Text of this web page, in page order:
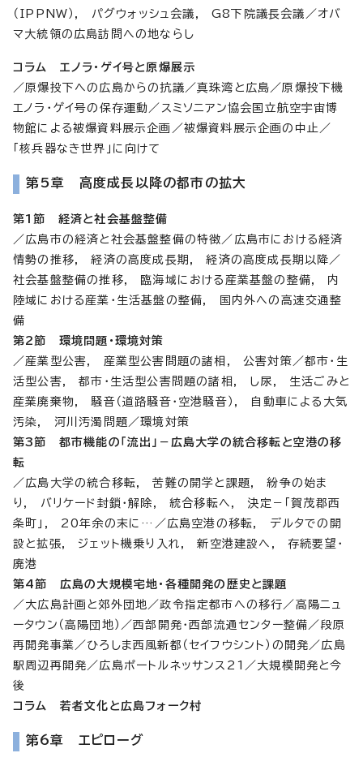
（IPPNW）, パグウォッシュ会議, G8下院議長会議／オバ
マ大統領の広島訪問への地ならし
コラム エノラ・ゲイ号と原爆展示
／原爆投下への広島からの抗議／真珠湾と広島／原爆投下機
エノラ・ゲイ号の保存運動／スミソニアン協会国立航空宇宙博
物館による被爆資料展示企画／被爆資料展示企画の中止／
「核兵器なき世界」に向けて
第5章 高度成長以降の都市の拡大
第1節 経済と社会基盤整備
／広島市の経済と社会基盤整備の特徴／広島市における経済
情勢の推移, 経済の高度成長期, 経済の高度成長期以降／
社会基盤整備の推移, 臨海域における産業基盤の整備, 内
陸域における産業・生活基盤の整備, 国内外への高速交通整
備
第2節 環境問題・環境対策
／産業型公害, 産業型公害問題の諸相, 公害対策／都市・生
活型公害, 都市・生活型公害問題の諸相, し尿, 生活ごみと
産業廃棄物, 騒音（道路騒音・空港騒音）, 自動車による大気
汚染, 河川汚濁問題／環境対策
第3節 都市機能の「流出」－広島大学の統合移転と空港の移
転
／広島大学の統合移転, 苦難の開学と課題, 紛争の始ま
り, バリケード封鎖・解除, 統合移転へ, 決定－「賀茂郡西
条町」, 20年余の末に…／広島空港の移転, デルタでの開
設と拡張, ジェット機乗り入れ, 新空港建設へ, 存続要望・
廃港
第4節 広島の大規模宅地・各種開発の歴史と課題
／大広島計画と郊外団地／政令指定都市への移行／高陽ニュ
ータウン（高陽団地）／西部開発・西部流通センター整備／段原
再開発事業／ひろしま西風新都（セイフウシント）の開発／広島
駅周辺再開発／広島ポートルネッサンス21／大規模開発と今
後
コラム 若者文化と広島フォーク村
第6章 エピローグ